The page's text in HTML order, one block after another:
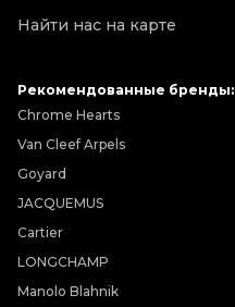
Найти нас на карте
Рекомендованные бренды:
Chrome Hearts
Van Cleef Arpels
Goyard
JACQUEMUS
Cartier
LONGCHAMP
Manolo Blahnik